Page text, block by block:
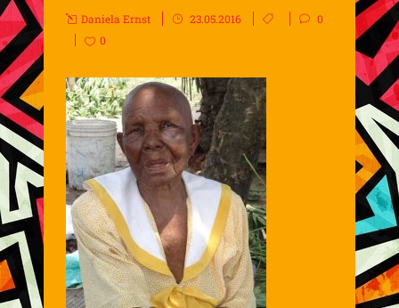
Daniela Ernst 23.05.2016
0
0